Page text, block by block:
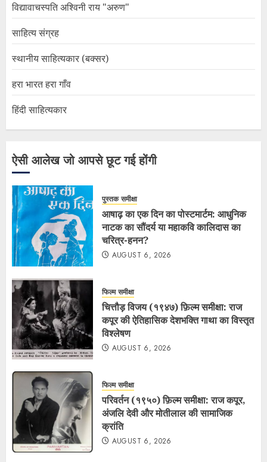
विद्यावाचस्पति अश्विनी राय "अरुण"
साहित्य संग्रह
स्थानीय साहित्यकार (बक्सर)
हरा भारत हरा गाँव
हिंदी साहित्यकार
ऐसी आलेख जो आपसे छूट गई होंगी
पुस्तक समीक्षा
आषाढ़ का एक दिन का पोस्टमार्टम: आधुनिक
नाटक का सौंदर्य या महाकवि कालिदास का
चरित्र-हनन?
AUGUST 6, 2026
फिल्म समीक्षा
चित्तौड़ विजय (१९४७) फ़िल्म समीक्षा: राज
कपूर की ऐतिहासिक देशभक्ति गाथा का विस्तृत
विश्लेषण
AUGUST 6, 2026
फिल्म समीक्षा
परिवर्तन (१९५०) फ़िल्म समीक्षा: राज कपूर,
अंजलि देवी और मोतीलाल की सामाजिक
क्रांति
AUGUST 6, 2026